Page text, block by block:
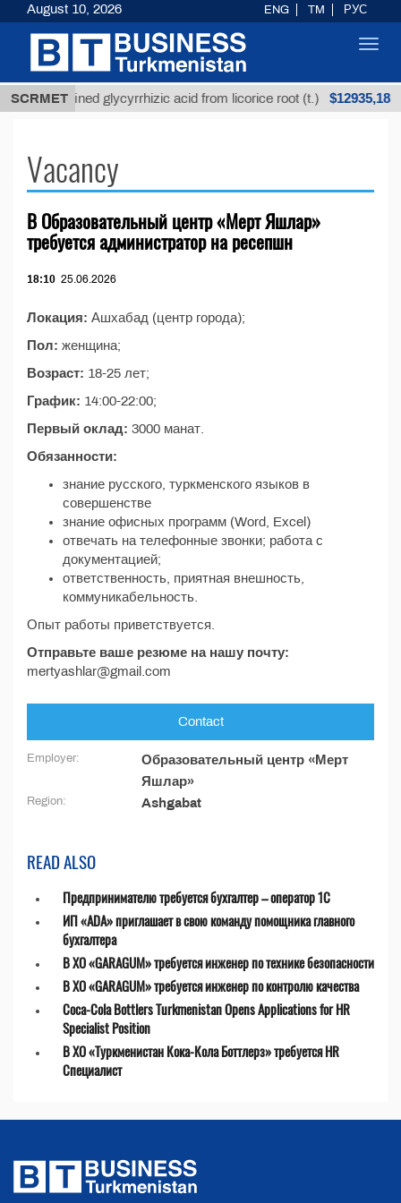
SCRMET
Unrefined glycyrrhizic acid from licorice root (t.) $12935,18
Vacancy
В Образовательный центр «Мерт Яшлар»
требуется администратор на ресепшн
18:10 25.06.2026
Локация: Ашхабад (центр города);
Пол: женщина;
Возраст: 18-25 лет;
График: 14:00-22:00;
Первый оклад: 3000 манат.
Обязанности:
знание русского, туркменского языков в
совершенстве
знание офисных программ (Word, Excel)
отвечать на телефонные звонки; работа с
документацией;
ответственность, приятная внешность,
коммуникабельность.
Опыт работы приветствуется.
Отправьте ваше резюме на нашу почту:
mertyashlar@gmail.com
Contact
Employer:
Образовательный центр «Мерт
Яшлар»
Region: Ashgabat
READ ALSO
Предпринимателю требуется бухгалтер – оператор 1С
ИП «ADA» приглашает в свою команду помощника главного
бухгалтера
В ХО «GARAGUM» требуется инженер по технике безопасности
В ХО «GARAGUM» требуется инженер по контролю качества
Coca-Cola Bottlers Turkmenistan Opens Applications for HR
Specialist Position
В ХО «Туркменистан Кока-Кола Боттлерз» требуется HR
Специалист
August 10, 2026 ENG TM РУС